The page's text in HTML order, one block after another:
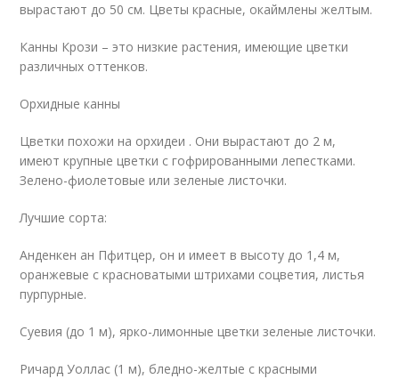
вырастают до 50 см. Цветы красные, окаймлены желтым.
Канны Крози – это низкие растения, имеющие цветки
различных оттенков.
Орхидные канны
Цветки похожи на орхидеи . Они вырастают до 2 м,
имеют крупные цветки с гофрированными лепестками.
Зелено-фиолетовые или зеленые листочки.
Лучшие сорта:
Анденкен ан Пфитцер, он и имеет в высоту до 1,4 м,
оранжевые с красноватыми штрихами соцветия, листья
пурпурные.
Суевия (до 1 м), ярко-лимонные цветки зеленые листочки.
Ричард Уоллас (1 м), бледно-желтые с красными